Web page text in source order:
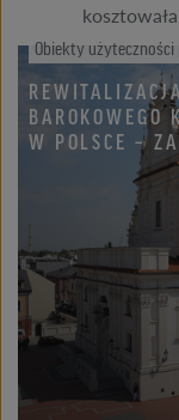
Obiekty użyteczności
BAROKOWEGO
W POLSCE –